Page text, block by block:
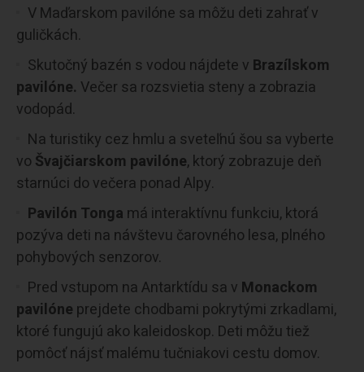
V Maďarskom pavilóne sa môžu deti zahrať v
guličkách.
Skutočný bazén s vodou nájdete v Brazílskom
pavilóne. Večer sa rozsvietia steny a zobrazia
vodopád.
Na turistiky cez hmlu a sveteľnú šou sa vyberte
vo Švajčiarskom pavilóne, ktorý zobrazuje deň
starnúci do večera ponad Alpy.
Pavilón Tonga má interaktívnu funkciu, ktorá
pozýva deti na návštevu čarovného lesa, plného
pohybových senzorov.
Pred vstupom na Antarktídu sa v Monackom
pavilóne prejdete chodbami pokrytými zrkadlami,
ktoré fungujú ako kaleidoskop. Deti môžu tiež
pomôcť nájsť malému tučniakovi cestu domov.